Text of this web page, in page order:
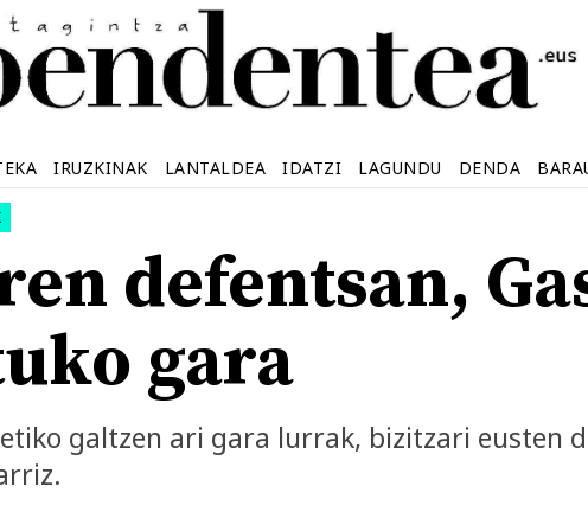
IRUZKINAK LANTALDEA IDATZI LAGUNDU DENDA
defentsan,
gara
galtzen ari gara lurrak, bizitzari eusten